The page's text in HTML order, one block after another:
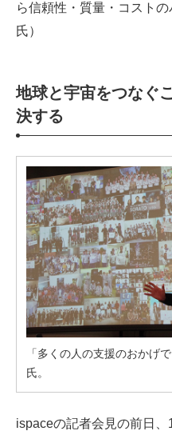
ら信頼性・質量・コスト
氏）
地球と宇宙をつなぐ
決する
「多くの人の支援のおかげ
氏。
ispaceの記者会見の前日